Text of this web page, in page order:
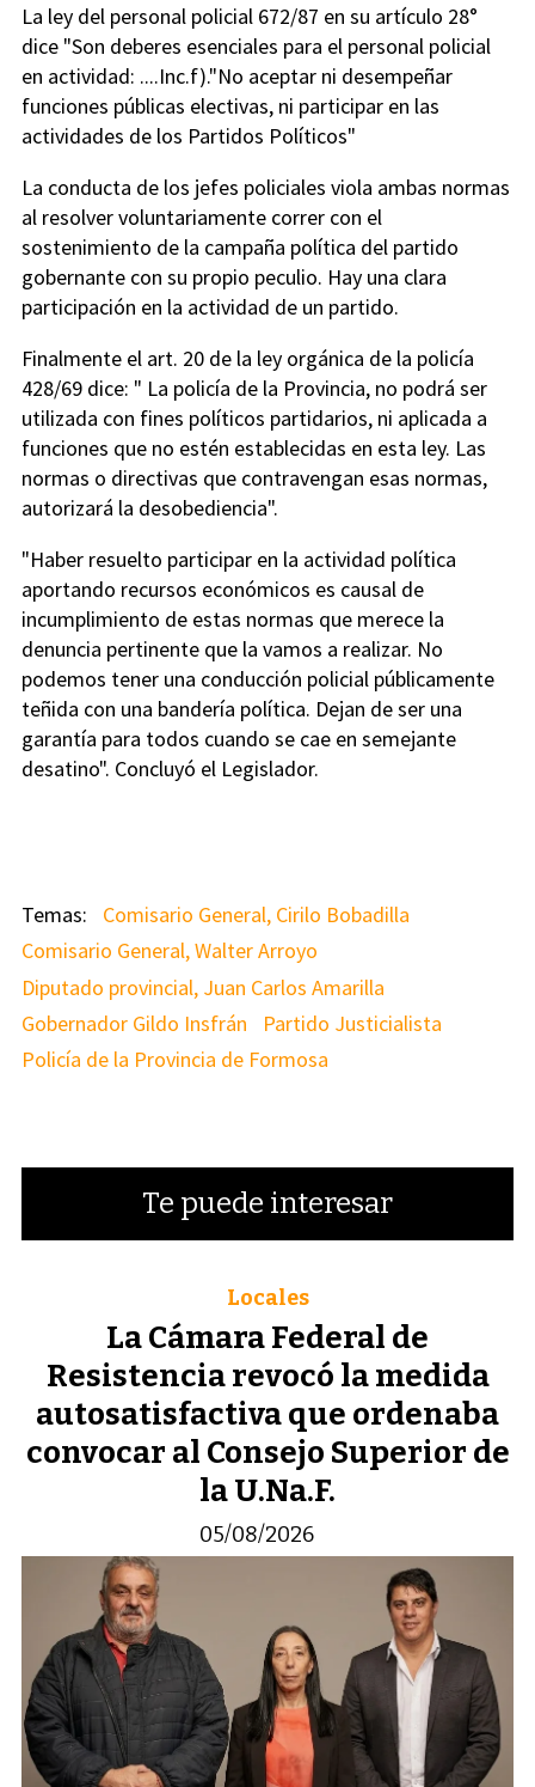
La ley del personal policial 672/87 en su artículo 28°
dice "Son deberes esenciales para el personal policial
en actividad: ....Inc.f)."No aceptar ni desempeñar
funciones públicas electivas, ni participar en las
actividades de los Partidos Políticos"
La conducta de los jefes policiales viola ambas normas
al resolver voluntariamente correr con el
sostenimiento de la campaña política del partido
gobernante con su propio peculio. Hay una clara
participación en la actividad de un partido.
Finalmente el art. 20 de la ley orgánica de la policía
428/69 dice: " La policía de la Provincia, no podrá ser
utilizada con fines políticos partidarios, ni aplicada a
funciones que no estén establecidas en esta ley. Las
normas o directivas que contravengan esas normas,
autorizará la desobediencia".
"Haber resuelto participar en la actividad política
aportando recursos económicos es causal de
incumplimiento de estas normas que merece la
denuncia pertinente que la vamos a realizar. No
podemos tener una conducción policial públicamente
teñida con una bandería política. Dejan de ser una
garantía para todos cuando se cae en semejante
desatino". Concluyó el Legislador.
Comisario General, Cirilo Bobadilla
Comisario General, Walter Arroyo
Diputado provincial, Juan Carlos Amarilla
Gobernador Gildo Insfrán
Partido Justicialista
Policía de la Provincia de Formosa
Te puede interesar
La Cámara Federal de
Resistencia revocó la medida
autosatisfactiva que ordenaba
convocar al Consejo Superior de
la U.Na.F.
Locales
05/08/2026